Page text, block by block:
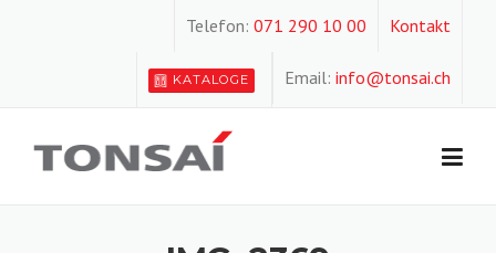
Kontakt
Telefon: 071 290 10 00
Email: info@tonsai.ch
KATALOGE